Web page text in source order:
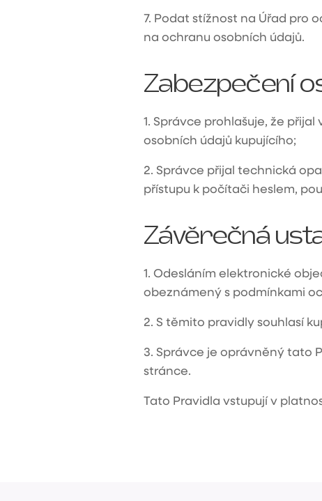
7. Podat stížnost na Úřad pro
na ochranu osobních údajů.
Zabezpečení
1. Správce prohlašuje, že
osobních údajů kupujícího;
2. Správce přijal technická
přístupu k počítači heslem,
Závěrečná
1. Odesláním elektronické
obeznámený s podmínkami
2. S těmito pravidly souhlasí
3. Správce je oprávněný tato
stránce.
Tato Pravidla vstupují v